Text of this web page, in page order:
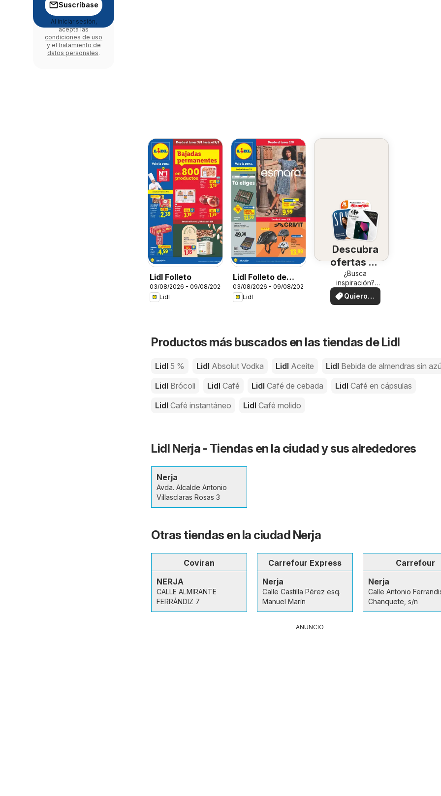
Lidl Folleto
03/08/2026 - 09/08/2026
Lidl
Lidl Folleto de
bazar
03/08/2026 - 09/08/2026
Lidl
Descubra
ofertas en
su zona
¿Busca
inspiración?
¡Vea las ofertas
en su zona!
Quiero
ver
Productos más buscados en las tiendas de Lidl
Lidl 5 % Lidl Absolut Vodka Lidl Aceite Lidl Bebida de almendras sin
Lidl Brócoli Lidl Café Lidl Café de cebada Lidl Café en cápsulas
Lidl Café instantáneo Lidl Café molido
Lidl Nerja - Tiendas en la ciudad y sus alrededores
Nerja
Avda. Alcalde Antonio
Villasclaras Rosas 3
Otras tiendas en la ciudad Nerja
Coviran
NERJA
CALLE ALMIRANTE
FERRÁNDIZ 7
Carrefour Express
Nerja
Calle Castilla Pérez esq.
Manuel Marín
Carrefour
Nerja
Calle Antonio
Chanquete, s/n
ANUNCIO
Suscríbase
Al iniciar sesión,
acepta las
condiciones de uso
y el tratamiento de
datos personales.